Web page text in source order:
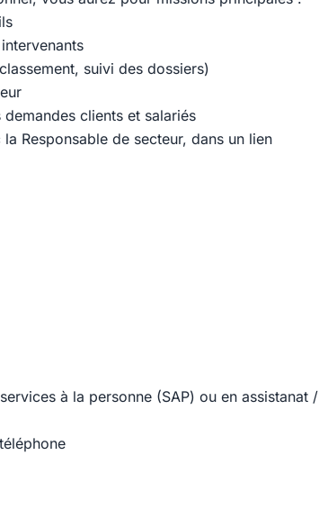
suivi des dossiers)
clients et salariés
Responsable de secteur, dans un lien
à la personne (SAP) ou en assistanat /